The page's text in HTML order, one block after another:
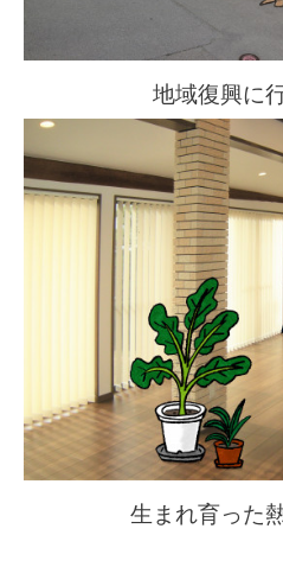
地域復興に
生まれ育った